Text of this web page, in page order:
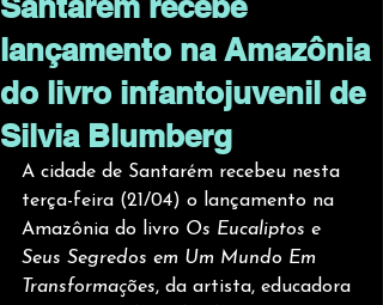
lançamento na Amazônia
do livro infantojuvenil de
Silvia Blumberg
A cidade de Santarém recebeu nesta
terça-feira (21/04) o lançamento na
Amazônia do livro Os Eucaliptos e
Seus Segredos em Um Mundo Em
Transformações, da artista, educadora